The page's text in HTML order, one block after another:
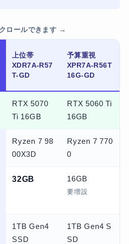
上位帯
XDR7A-R57
T-GD
予算重視
XPR7A-R56T
16G-GD
RTX 5070
Ti 16GB
RTX 5060 Ti
16GB
Ryzen 7 98
00X3D
Ryzen 7 770
0
32GB 16GB
要増設
1TB Gen4
SSD
1TB Gen4 S
SD